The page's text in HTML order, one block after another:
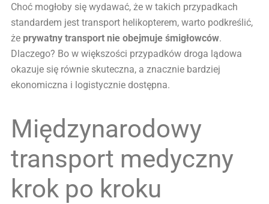
Choć mogłoby się wydawać, że w takich przypadkach
standardem jest transport helikopterem, warto podkreślić,
że prywatny transport nie obejmuje śmigłowców.
Dlaczego? Bo w większości przypadków droga lądowa
okazuje się równie skuteczna, a znacznie bardziej
ekonomiczna i logistycznie dostępna.
Międzynarodowy
transport medyczny
krok po kroku